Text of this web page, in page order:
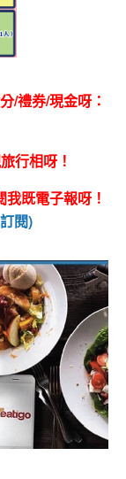
/禮券/現金呀：
行相呀！
既電子報呀！
閱)